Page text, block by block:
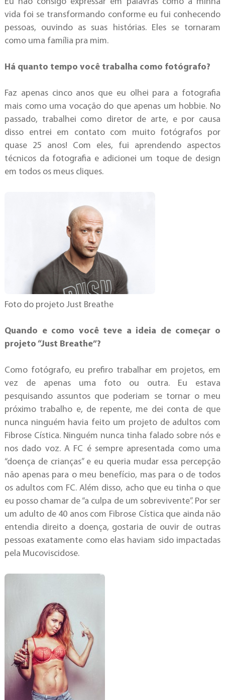
vida foi se transformando conforme eu fui conhecendo
pessoas, ouvindo as suas histórias. Eles se tornaram
como uma família pra mim.
Há quanto tempo você trabalha como fotógrafo?
Faz apenas cinco anos que eu olhei para a fotografia
mais como uma vocação do que apenas um hobbie. No
passado, trabalhei como diretor de arte, e por causa
disso entrei em contato com muito fotógrafos por
quase 25 anos! Com eles, fui aprendendo aspectos
técnicos da fotografia e adicionei um toque de design
em todos os meus cliques.
Foto do projeto Just Breathe
Quando e como você teve a ideia de começar o
projeto “Just Breathe”?
Como fotógrafo, eu prefiro trabalhar em projetos, em
vez de apenas uma foto ou outra. Eu estava
pesquisando assuntos que poderiam se tornar o meu
próximo trabalho e, de repente, me dei conta de que
nunca ninguém havia feito um projeto de adultos com
Fibrose Cística. Ninguém nunca tinha falado sobre nós e
nos dado voz. A FC é sempre apresentada como uma
“doença de crianças” e eu queria mudar essa percepção
não apenas para o meu benefício, mas para o de todos
os adultos com FC. Além disso, acho que eu tinha o que
eu posso chamar de “a culpa de um sobrevivente”. Por ser
um adulto de 40 anos com Fibrose Cística que ainda não
entendia direito a doença, gostaria de ouvir de outras
pessoas exatamente como elas haviam sido impactadas
pela Mucoviscidose.